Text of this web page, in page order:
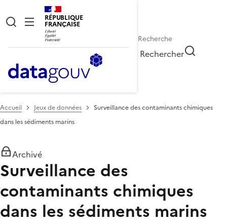
RÉPUBLIQUE
FRANÇAISE
Rechercher
Accueil Jeux de données
Surveillance des contaminants chimiques
dans les sédiments marins
Archivé
Surveillance des
contaminants chimiques
dans les sédiments marins